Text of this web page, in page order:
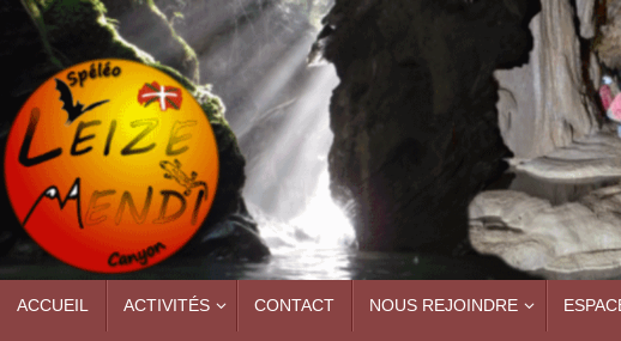
Passer
contenu
AU
ACCUEIL ACTIVITÉS CONTACT NOUS REJOINDRE